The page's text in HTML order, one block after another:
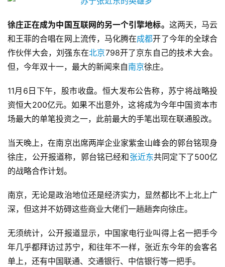
徐庄正在成为中国互联网的另一个引擎地标。 这两天，马云
和王菲的合唱在网上流传，马化腾在成都开了今年的全球合
作伙伴大会，刘强东在北京798开了京东自己的技术大会。
但，今年双十一，最大的新闻来自南京徐庄。
11月6日下午，股市收盘。恒大发布公告称，苏宁将战略投
资恒大200亿元。如果不出意外，这将成为今年中国资本市
场最大的单笔投资之一，此前最大的手笔出现在联通股改。
当天晚上，在南京出席两岸企业家紫金山峰会的郭台铭现身
徐庄，公开报道称，郭台铭已经和张近东共同定下了500亿
的战略合作计划。
南京，无论是政治地位还是经济实力，显然都比不上北上广
深，但这并不妨碍这些商业大佬们一趟趟奔向徐庄。
无须统计，公开报道显示，中国家电行业叫得上名一把手今
年几乎都拜访过苏宁，和往年不一样，张近东今年的会客名
单上，还有中国联通、交通银行、中信银行等一把手。